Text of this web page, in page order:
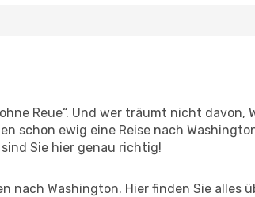
Reue“. Und wer träumt nicht davon,
schon ewig eine Reise nach
Sie hier genau richtig!
nach Washington. Hier finden Sie alles